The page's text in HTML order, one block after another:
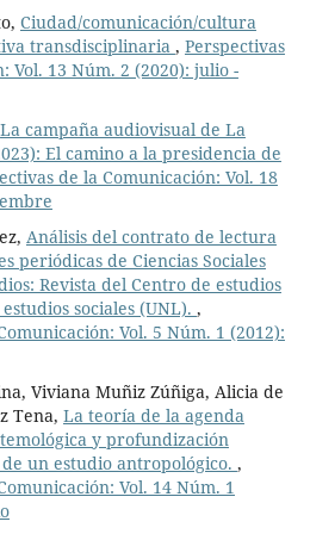
Ciudad/comunicación/cultura
transdisciplinaria , Perspectivas
Vol. 13 Núm. 2 (2020): julio -
La campaña audiovisual de La
El camino a la presidencia de
de la Comunicación: Vol. 18
Análisis del contrato de lectura
periódicas de Ciencias Sociales
Revista del Centro de estudios
sociales (UNL). ,
Vol. 5 Núm. 1 (2012):
Viviana Muñiz Zúñiga, Alicia de
Tena, La teoría de la agenda
y profundización
un estudio antropológico. ,
Vol. 14 Núm. 1